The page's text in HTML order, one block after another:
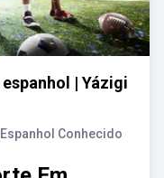
| Yázigi
Conhecido